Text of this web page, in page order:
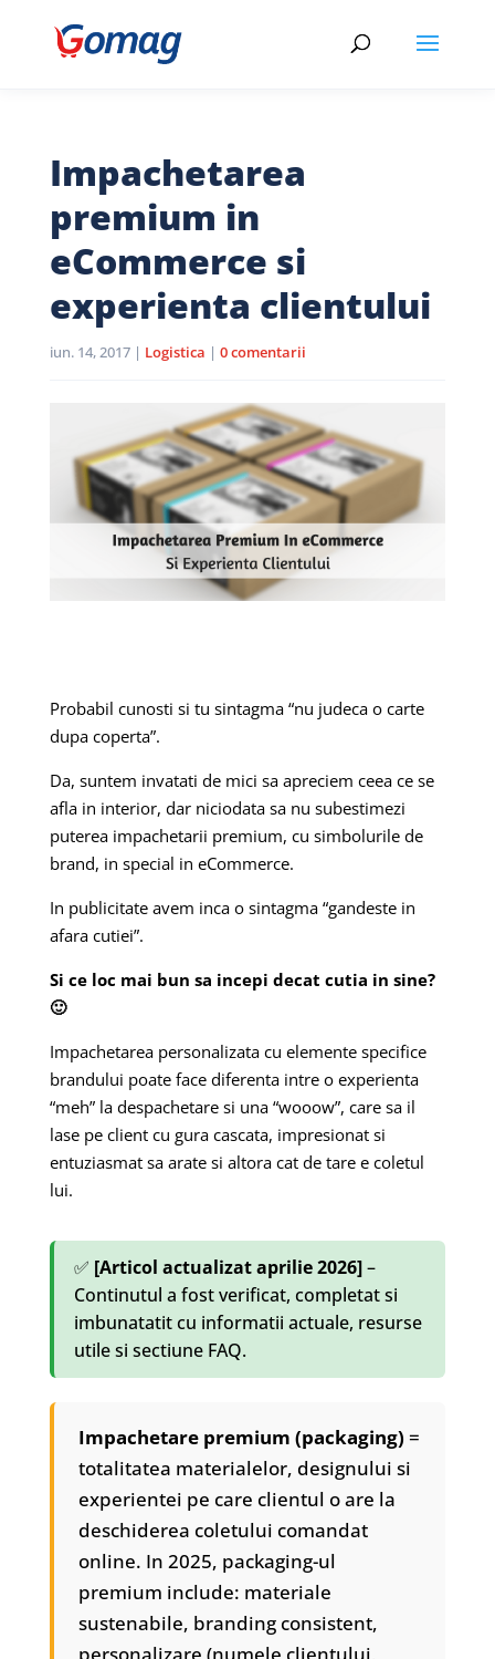
Impachetarea
premium in
eCommerce si
experienta clientului
iun. 14, 2017| Logistica | 0 comentarii
Probabil cunosti si tu sintagma “nu judeca o carte
dupa coperta”.
Da, suntem invatati de mici sa apreciem ceea ce se
afla in interior, dar niciodata sa nu subestimezi
puterea impachetarii premium, cu simbolurile de
brand, in special in eCommerce.
In publicitate avem inca o sintagma “gandeste in
afara cutiei”.
Si ce loc mai bun sa incepi decat cutia in sine?
🙂
Impachetarea personalizata cu elemente specifice
brandului poate face diferenta intre o experienta
“meh” la despachetare si una “wooow”, care sa il
lase pe client cu gura cascata, impresionat si
entuziasmat sa arate si altora cat de tare e coletul
lui.
✅ [Articol actualizat aprilie 2026]–
Continutul a fost verificat, completat si
imbunatatit cu informatii actuale, resurse
utile si sectiune FAQ.
Impachetare premium (packaging) =
totalitatea materialelor, designului si
experientei pe care clientul o are la
deschiderea coletului comandat
online. In 2025, packaging-ul
premium include: materiale
sustenabile, branding consistent,